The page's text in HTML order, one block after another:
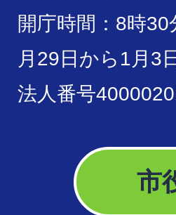
開庁時間：8時
月29日から1月3
法人番号
市